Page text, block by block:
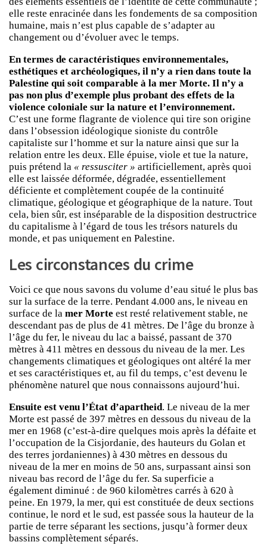
elle reste enracinée dans les fondements de sa composition
humaine, mais n’est plus capable de s’adapter au
changement ou d’évoluer avec le temps.
En termes de caractéristiques environnementales,
esthétiques et archéologiques, il n’y a rien dans toute la
Palestine qui soit comparable à la mer Morte. Il n’y a
pas non plus d’exemple plus probant des effets de la
violence coloniale sur la nature et l’environnement.
C’est une forme flagrante de violence qui tire son origine
dans l’obsession idéologique sioniste du contrôle
capitaliste sur l’homme et sur la nature ainsi que sur la
relation entre les deux. Elle épuise, viole et tue la nature,
puis prétend la « ressusciter » artificiellement, après quoi
elle est laissée déformée, dégradée, essentiellement
déficiente et complètement coupée de la continuité
climatique, géologique et géographique de la nature. Tout
cela, bien sûr, est inséparable de la disposition destructrice
du capitalisme à l’égard de tous les trésors naturels du
monde, et pas uniquement en Palestine.
Les circonstances du crime
Voici ce que nous savons du volume d’eau situé le plus bas
sur la surface de la terre. Pendant 4.000 ans, le niveau en
surface de la mer Morte est resté relativement stable, ne
descendant pas de plus de 41 mètres. De l’âge du bronze à
l’âge du fer, le niveau du lac a baissé, passant de 370
mètres à 411 mètres en dessous du niveau de la mer. Les
changements climatiques et géologiques ont altéré la mer
et ses caractéristiques et, au fil du temps, c’est devenu le
phénomène naturel que nous connaissons aujourd’hui.
Ensuite est venu l’État d’apartheid. Le niveau de la mer
Morte est passé de 397 mètres en dessous du niveau de la
mer en 1968 (c’est-à-dire quelques mois après la défaite et
l’occupation de la Cisjordanie, des hauteurs du Golan et
des terres jordaniennes) à 430 mètres en dessous du
niveau de la mer en moins de 50 ans, surpassant ainsi son
niveau bas record de l’âge du fer. Sa superficie a
également diminué : de 960 kilomètres carrés à 620 à
peine. En 1979, la mer, qui est constituée de deux sections
continue, le nord et le sud, est passée sous la hauteur de la
partie de terre séparant les sections, jusqu’à former deux
bassins complètement séparés.